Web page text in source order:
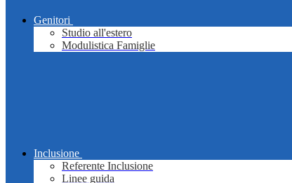
Genitori
Studio all'estero
Modulistica Famiglie
Inclusione
Referente Inclusione
Linee guida